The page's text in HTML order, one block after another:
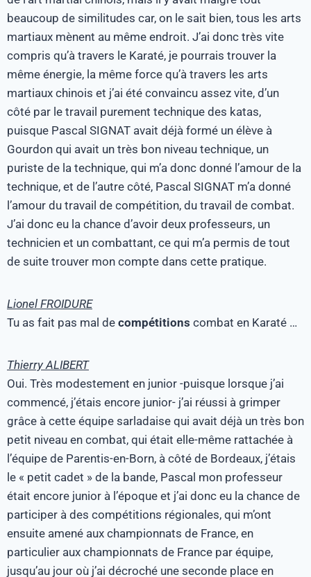
beaucoup de similitudes car, on le sait bien, tous les arts
martiaux mènent au même endroit. J’ai donc très vite
compris qu’à travers le Karaté, je pourrais trouver la
même énergie, la même force qu’à travers les arts
martiaux chinois et j’ai été convaincu assez vite, d’un
côté par le travail purement technique des katas,
puisque Pascal SIGNAT avait déjà formé un élève à
Gourdon qui avait un très bon niveau technique, un
puriste de la technique, qui m’a donc donné l’amour de la
technique, et de l’autre côté, Pascal SIGNAT m’a donné
l’amour du travail de compétition, du travail de combat.
J’ai donc eu la chance d’avoir deux professeurs, un
technicien et un combattant, ce qui m’a permis de tout
de suite trouver mon compte dans cette pratique.
Lionel FROIDURE
Tu as fait pas mal de compétitions combat en Karaté …
Thierry ALIBERT
Oui. Très modestement en junior -puisque lorsque j’ai
commencé, j’étais encore junior- j’ai réussi à grimper
grâce à cette équipe sarladaise qui avait déjà un très bon
petit niveau en combat, qui était elle-même rattachée à
l’équipe de Parentis-en-Born, à côté de Bordeaux, j’étais
le « petit cadet » de la bande, Pascal mon professeur
était encore junior à l’époque et j’ai donc eu la chance de
participer à des compétitions régionales, qui m’ont
ensuite amené aux championnats de France, en
particulier aux championnats de France par équipe,
jusqu’au jour où j’ai décroché une seconde place en